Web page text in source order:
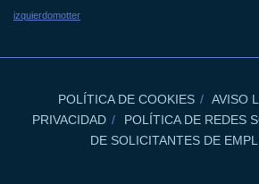
izquierdomotter
POLÍTICA DE COOKIES AVISO
PRIVACIDAD
POLÍTICA DE REDES
DE SOLICITANTES DE